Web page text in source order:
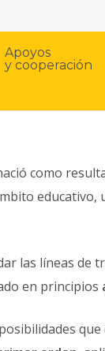
Apoyos
y cooperación
como
educativo,
las líneas de
en principios